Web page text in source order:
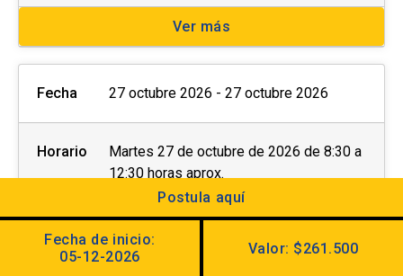
Postula aquí
Fecha de inicio:
05-12-2026
Valor: $261.500
Ver más
Fecha 27 octubre 2026 - 27 octubre 2026
Horario
Martes 27 de octubre de 2026 de 8:30 a
12:30 horas aprox.
Examen oral: 27 de octubre en horario a
elección de 14:00 a 18:00 horas aprox.
(Av. Jaime Guzmán Errázuriz #3300,
Providencia)